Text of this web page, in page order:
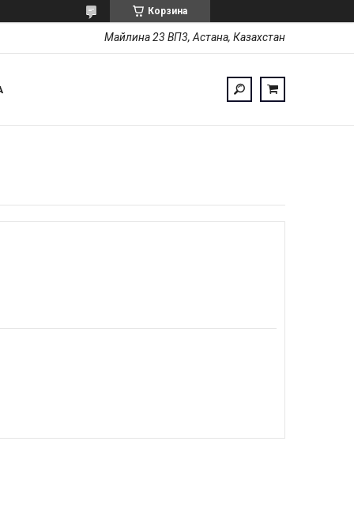
Корзина
Майлина 23 ВП3, Астана, Казахстан